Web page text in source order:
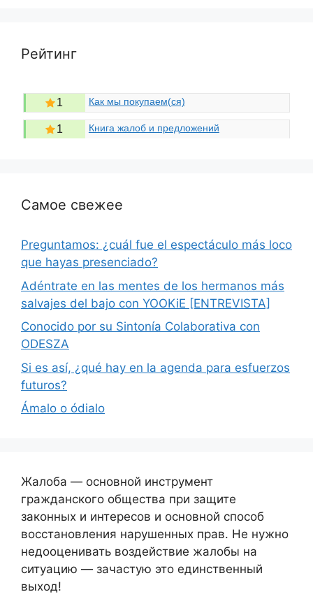
Рейтинг
1 Как мы покупаем(ся)
1 Книга жалоб и предложений
Самое свежее
Preguntamos: ¿cuál fue el espectáculo más loco
que hayas presenciado?
Adéntrate en las mentes de los hermanos más
salvajes del bajo con YOOKiE [ENTREVISTA]
Conocido por su Sintonía Colaborativa con
ODESZA
Si es así, ¿qué hay en la agenda para esfuerzos
futuros?
Ámalo o ódialo
Жалоба — основной инструмент
гражданского общества при защите
законных и интересов и основной способ
восстановления нарушенных прав. Не нужно
недооценивать воздействие жалобы на
ситуацию — зачастую это единственный
выход!